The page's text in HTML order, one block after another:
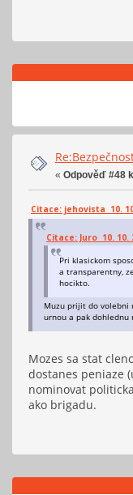
« Odpověď #48
Citace: jehovista 10.
Citace: Juro 10. 10.
Pri klasickom
a transparentny,
hocikto.
Muzu prijit do volebni
urnou a pak dohlednu
Mozes sa stat
dostanes peniaze
nominovat
ako brigadu.